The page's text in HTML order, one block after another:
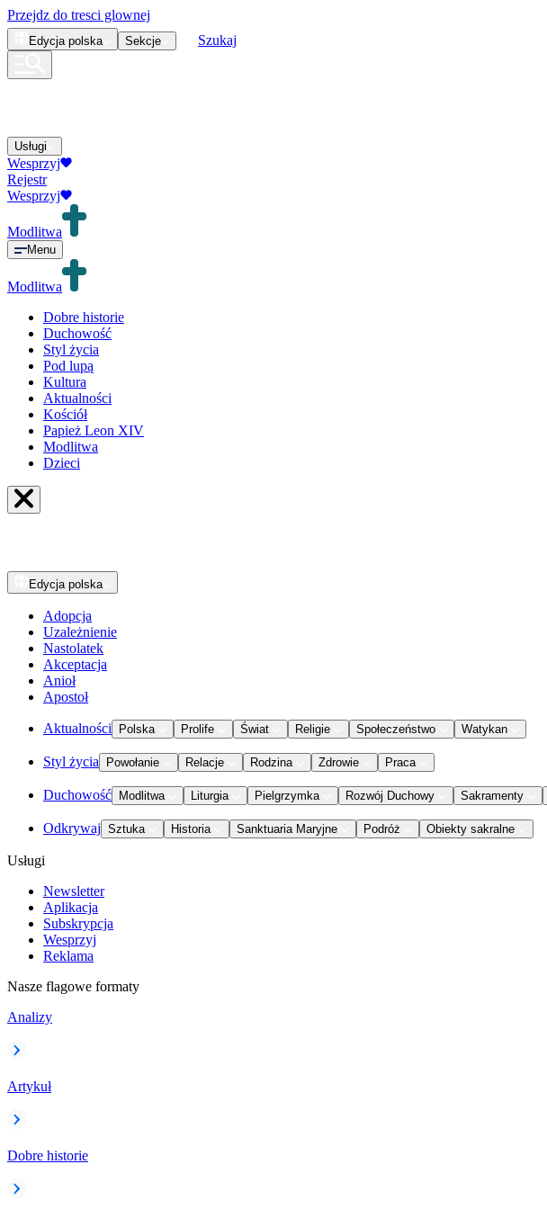
Przejdz do tresci glownej
Edycja polska Sekcje Szukaj
Usługi
Wesprzyj
Rejestr
Wesprzyj
Modlitwa
Menu
Modlitwa
Dobre historie
Duchowość
Styl życia
Pod lupą
Kultura
Aktualności
Kościół
Papież Leon XIV
Modlitwa
Dzieci
Edycja polska
Adopcja
Uzależnienie
Nastolatek
Akceptacja
Anioł
Apostoł
Aktualności Polska Prolife Świat Religie Społeczeństwo Watykan
Styl życia Powołanie Relacje Rodzina Zdrowie Praca
Duchowość Modlitwa Liturgia Pielgrzymka Rozwój Duchowy Sakramenty
Odkrywaj Sztuka Historia Sanktuaria Maryjne Podróż Obiekty sakralne
Usługi
Newsletter
Aplikacja
Subskrypcja
Wesprzyj
Reklama
Nasze flagowe formaty
Analizy
Artykuł
Dobre historie